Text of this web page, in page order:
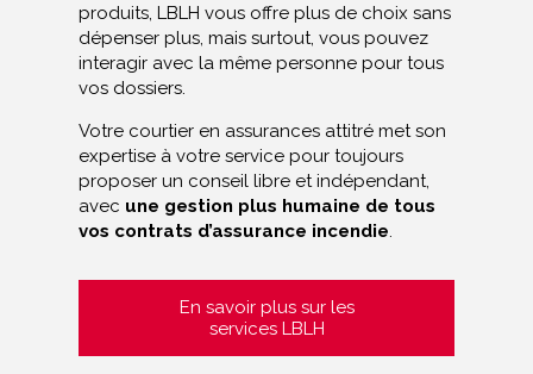
produits, LBLH vous offre plus de choix sans
dépenser plus, mais surtout, vous pouvez
interagir avec la même personne pour tous
vos dossiers.
Votre courtier en assurances attitré met son
expertise à votre service pour toujours
proposer un conseil libre et indépendant,
avec une gestion plus humaine de tous
vos contrats d’assurance incendie.
En savoir plus sur les
services LBLH